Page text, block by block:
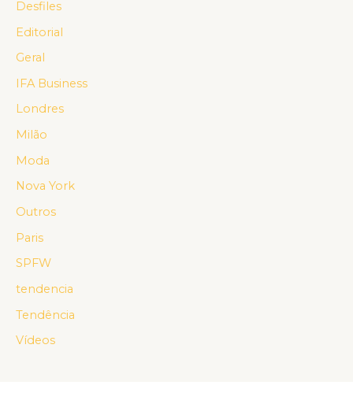
Desfiles
Editorial
Geral
IFA Business
Londres
Milão
Moda
Nova York
Outros
Paris
SPFW
tendencia
Tendência
Vídeos